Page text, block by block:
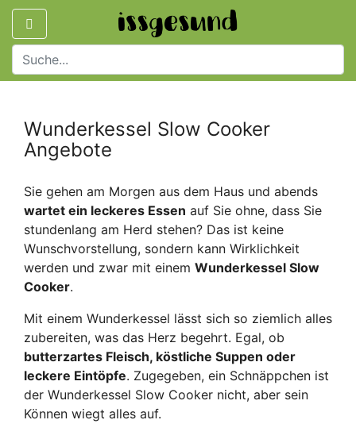
Wunderkessel Slow Cooker
Angebote
Sie gehen am Morgen aus dem Haus und abends
wartet ein leckeres Essen auf Sie ohne, dass Sie
stundenlang am Herd stehen? Das ist keine
Wunschvorstellung, sondern kann Wirklichkeit
werden und zwar mit einem Wunderkessel Slow
Cooker.
Mit einem Wunderkessel lässt sich so ziemlich alles
zubereiten, was das Herz begehrt. Egal, ob
butterzartes Fleisch, köstliche Suppen oder
leckere Eintöpfe. Zugegeben, ein Schnäppchen ist
der Wunderkessel Slow Cooker nicht, aber sein
Können wiegt alles auf.